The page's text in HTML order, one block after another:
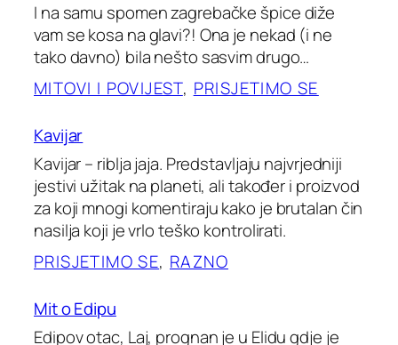
I na samu spomen zagrebačke špice diže
vam se kosa na glavi?! Ona je nekad (i ne
tako davno) bila nešto sasvim drugo…
MITOVI I POVIJEST, PRISJETIMO SE
Kavijar
Kavijar – riblja jaja. Predstavljaju najvrjedniji
jestivi užitak na planeti, ali također i proizvod
za koji mnogi komentiraju kako je brutalan čin
nasilja koji je vrlo teško kontrolirati.
PRISJETIMO SE, RAZNO
Mit o Edipu
Edipov otac, Laj, prognan je u Elidu gdje je